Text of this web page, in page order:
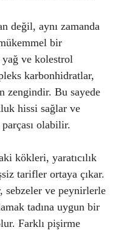
değil, aynı zamanda
bir
ve kolestrol
karbonhidratlar,
zengindir. Bu sayede
hissi sağlar ve
olabilir.
kökleri, yaratıcılık
tarifler ortaya çıkar.
sebzeler ve peynirlerle
tadına uygun bir
Farklı pişirme